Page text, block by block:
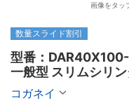
画像をタッ
数量スライド割引
型番：
一般型 スリムシリ
10個入り】
コガネイ